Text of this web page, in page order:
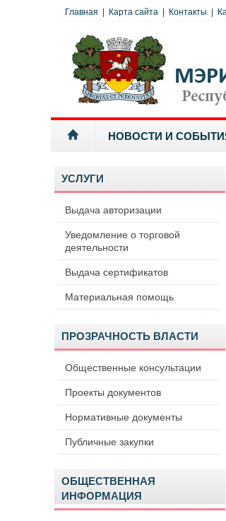
Главная Карта сайта Контакты
НОВОСТИ И
УСЛУГИ
Выдача авторизации
Уведомление о торговой
деятельности
Выдача сертификатов
Материальная помощь
ПРОЗРАЧНОСТЬ ВЛАСТИ
Общественные консультации
Проекты документов
Нормативные документы
Публичные закупки
ОБЩЕСТВЕННАЯ
ИНФОРМАЦИЯ